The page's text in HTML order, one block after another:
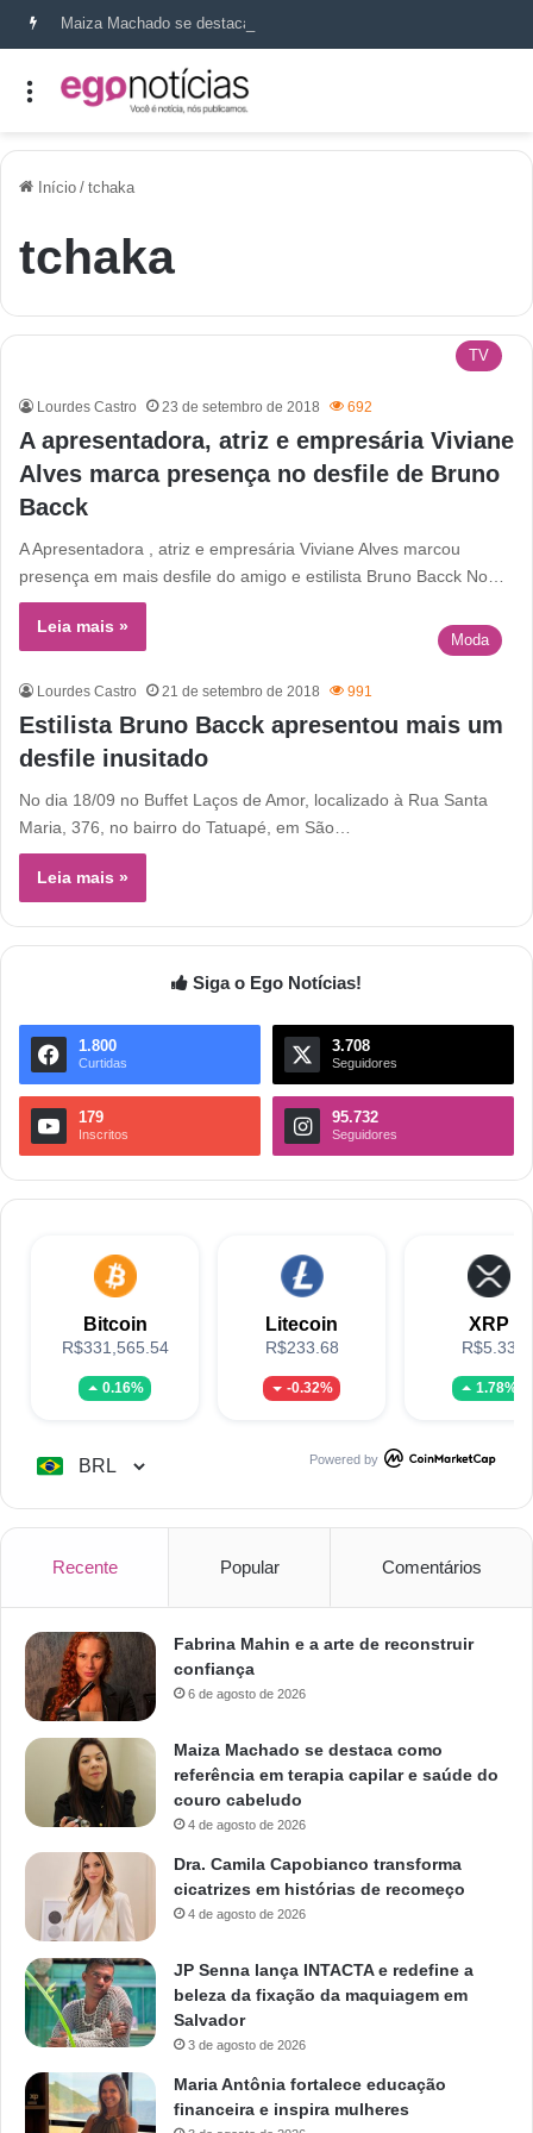
Início / tchaka
tchaka
TV
Lourdes Castro 23 de setembro de 2018 692
A apresentadora, atriz e empresária Viviane
Alves marca presença no desfile de Bruno
Bacck
A Apresentadora , atriz e empresária Viviane Alves marcou
presença em mais desfile do amigo e estilista Bruno Bacck No…
Leia mais »
Moda
Lourdes Castro 21 de setembro de 2018 991
Estilista Bruno Bacck apresentou mais um
desfile inusitado
No dia 18/09 no Buffet Laços de Amor, localizado à Rua Santa
Maria, 376, no bairro do Tatuapé, em São…
Leia mais »
Siga o Ego Notícias!
1.800
Curtidas
3.708
Seguidores
179
Inscritos
95.732
Seguidores
Bitcoin
R$331,565.54
0.16%
Litecoin
R$233.68
-0.32%
XRP
R$5.33
1.78%
Powered by
Recente Popular Comentários
Fabrina Mahin e a arte de reconstruir
confiança
6 de agosto de 2026
Maiza Machado se destaca como
referência em terapia capilar e saúde do
couro cabeludo
4 de agosto de 2026
Dra. Camila Capobianco transforma
cicatrizes em histórias de recomeço
4 de agosto de 2026
JP Senna lança INTACTA e redefine a
beleza da fixação da maquiagem em
Salvador
3 de agosto de 2026
Maria Antônia fortalece educação
financeira e inspira mulheres